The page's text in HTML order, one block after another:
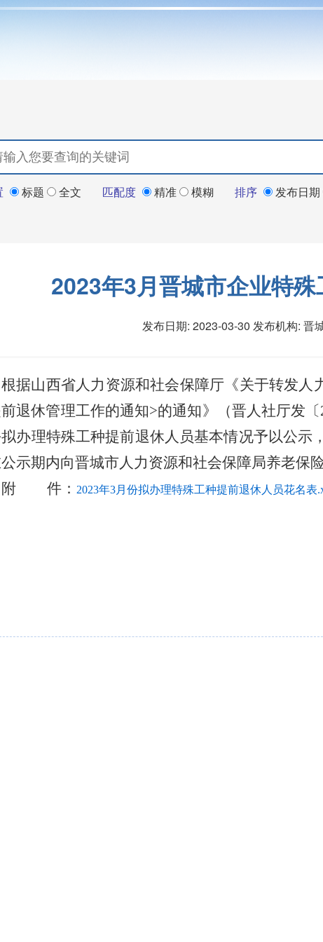
标题 全文 匹配度 精准 模糊 排序 发布日期
2023年3月晋城市企业特
发布日期: 2023-03-30 发布机构: 晋
根据山西省人力资源和社会保障厅《关于转发
退休管理工作的通知>的通知》（晋人社厅发
办理特殊工种提前退休人员基本情况予以公示
示期内向晋城市人力资源和社会保障局养老保
附 件： 2023年3月份拟办理特殊工种提前退休人员花名表